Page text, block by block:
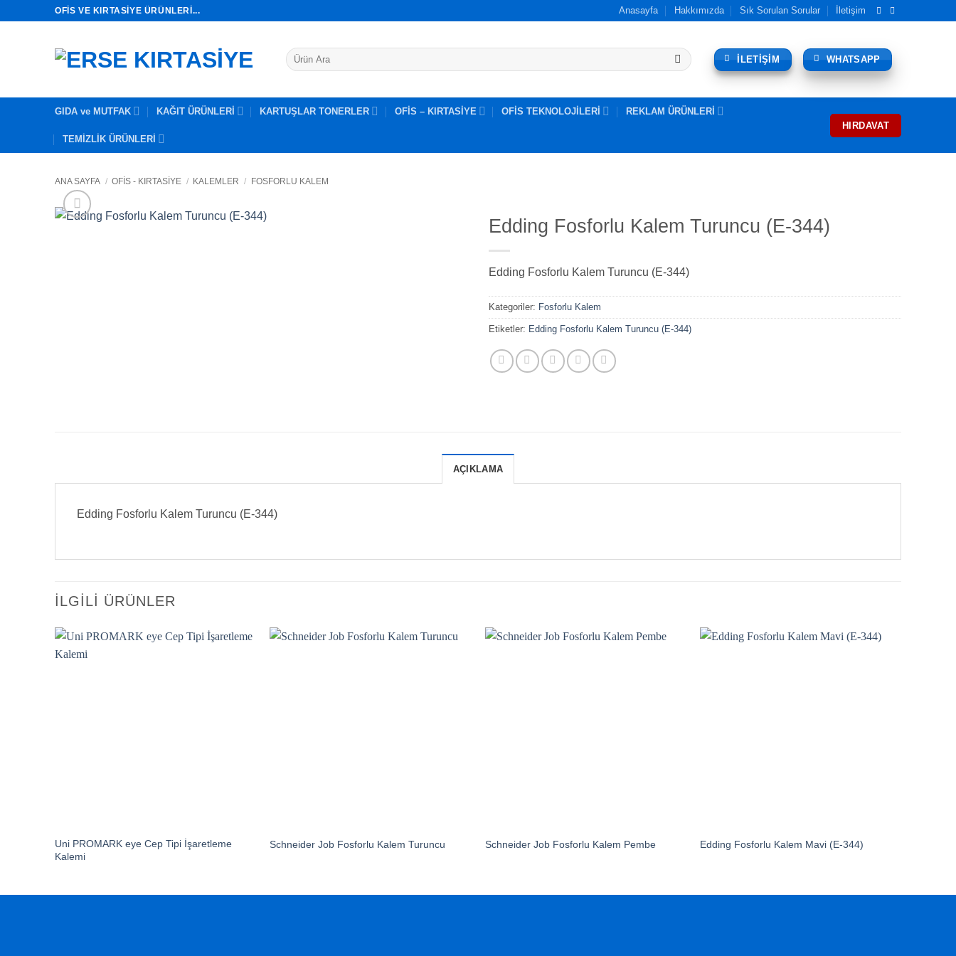
OFIS VE KIRTASIYE ÜRÜNLERI... Anasayfa Hakkımızda Sık Sorulan Sorular İletişim
Ara:
İLETİŞİM WHATSAPP
GIDA ve MUTFAK KAĞIT ÜRÜNLERİ KARTUŞLAR TONERLER OFİS – KIRTASİYE OFİS TEKNOLOJİLERİ REKLAM ÜRÜNLERİ
TEMİZLİK ÜRÜNLERİ
HIRDAVAT
ANA SAYFA / OFİS - KIRTASİYE / KALEMLER / FOSFORLU KALEM
Edding Fosforlu Kalem Turuncu (E-344)
Edding Fosforlu Kalem Turuncu (E-344)
Kategoriler: Fosforlu Kalem
Etiketler: Edding Fosforlu Kalem Turuncu (E-344)
AÇIKLAMA
Edding Fosforlu Kalem Turuncu (E-344)
İLGILI ÜRÜNLER
Uni PROMARK eye Cep Tipi İşaretleme
Kalemi
Schneider Job Fosforlu Kalem Turuncu Schneider Job Fosforlu Kalem Pembe Edding Fosforlu Kalem Mavi (E-344)